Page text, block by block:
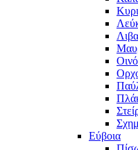
Εύβοια